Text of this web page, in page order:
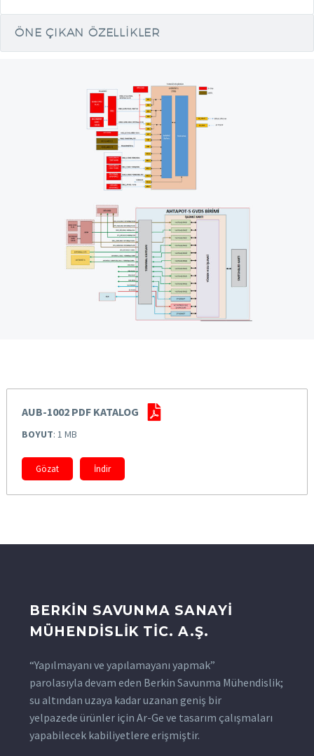
ÖNE ÇIKAN ÖZELLIKLER
AUB-1002 PDF KATALOG
BOYUT: 1 MB
Gözat İndir
BERKİN SAVUNMA SANAYİ
MÜHENDİSLİK TİC. A.Ş.
“Yapılmayanı ve yapılamayanı yapmak”
parolasıyla devam eden Berkin Savunma Mühendislik;
su altından uzaya kadar uzanan geniş bir
yelpazede ürünler için Ar-Ge ve tasarım çalışmaları
yapabilecek kabiliyetlere erişmiştir.